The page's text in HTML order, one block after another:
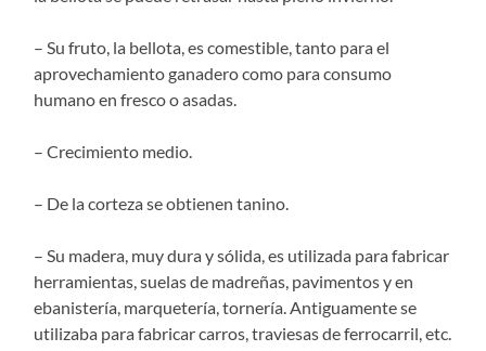
– Su fruto, la bellota, es comestible, tanto para el
aprovechamiento ganadero como para consumo
humano en fresco o asadas.
– Crecimiento medio.
– De la corteza se obtienen tanino.
– Su madera, muy dura y sólida, es utilizada para fabricar
herramientas, suelas de madreñas, pavimentos y en
ebanistería, marquetería, tornería. Antiguamente se
utilizaba para fabricar carros, traviesas de ferrocarril, etc.